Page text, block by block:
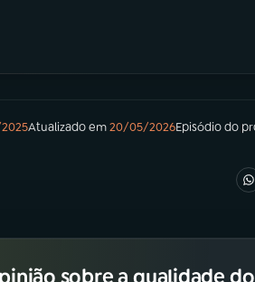
2025Atualizado em20/05/2026Episódiodo